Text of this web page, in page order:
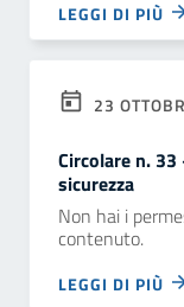
LEGGI DI PIÙ
23
Circolare n.
sicurezza
Non hai i
contenuto.
LEGGI DI PIÙ